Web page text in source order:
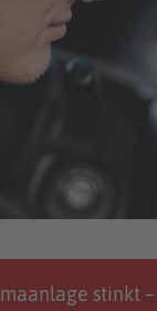
stinkt